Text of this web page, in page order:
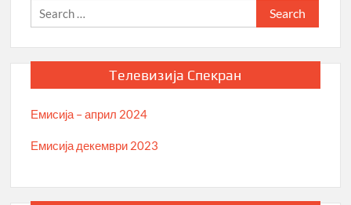
Search
for:
Телевизија Спекран
Емисија – април 2024
Емисија декември 2023